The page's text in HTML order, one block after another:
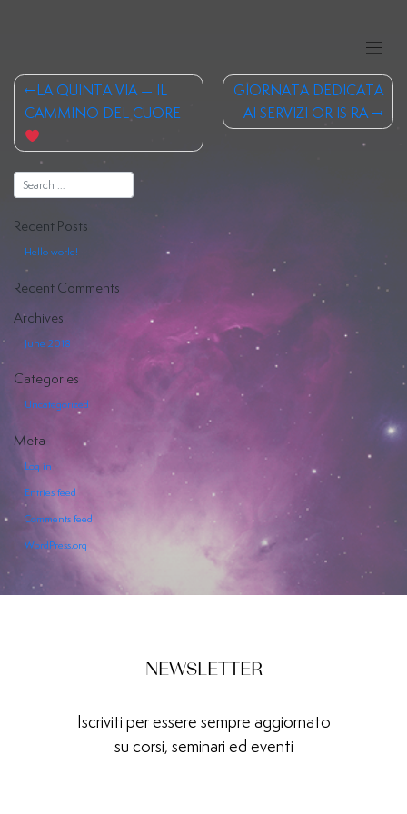
Human
Design
Costellazioni
Registri
Akashici
EVENTI
SERVIZI
Post
navigation
LA QUINTA VIA — IL
CAMMINO DEL CUORE
GIORNATA DEDICATA
AI SERVIZI OR IS RA
Recent Posts
Hello world!
Recent Comments
Archives
June 2018
Categories
Uncategorized
Meta
Log in
Entries feed
Comments feed
WordPress.org
NEWSLETTER
Iscriviti per essere sempre aggiornato
su corsi, seminari ed eventi